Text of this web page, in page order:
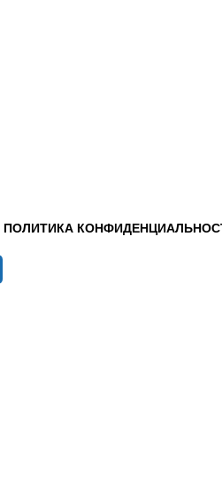
ПОЛИТИКА